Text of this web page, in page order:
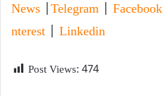
News
Telegram Facebook
nterest
Linkedin
Post Views: 474